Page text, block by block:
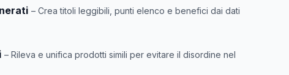
– Crea titoli leggibili, punti elenco e benefici dai dati
– Rileva e unifica prodotti simili per evitare il disordine nel